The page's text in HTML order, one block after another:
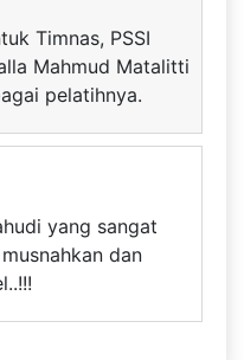
Timnas, PSSI
Mahmud Matalitti
pelatihnya.
yang sangat
dan